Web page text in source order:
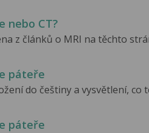
nebo CT?
z článků o MRI na těchto
páteře
do češtiny a vysvětlení, co
páteře